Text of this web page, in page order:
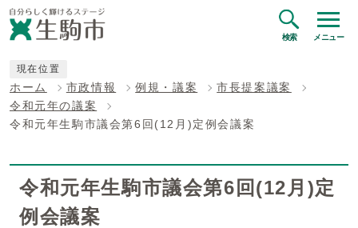
検索 メニュー
現在位置
ホーム 市政情報 例規・議案
市長提案議案
令和元年の議案
令和元年生駒市議会第6回(12月)定例会議案
令和元年生駒市議会第6回(12月)定
例会議案